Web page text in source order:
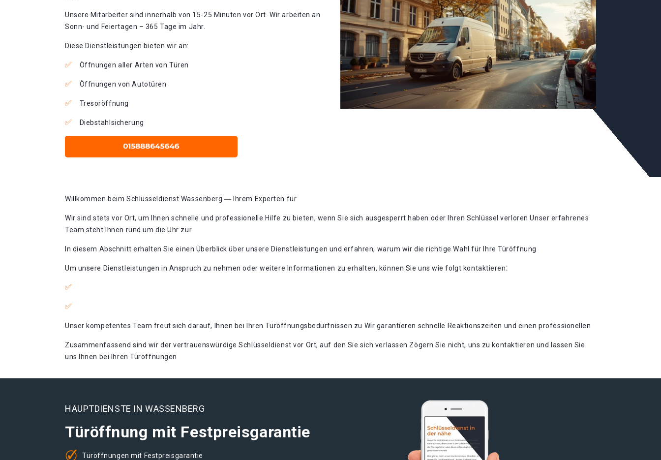
Unsere Mitarbeiter sind innerhalb von 15-25 Minuten vor Ort. Wir arbeiten an
Sonn- und Feiertagen – 365 Tage im Jahr.
Diese Dienstleistungen bieten wir an:
Öffnungen aller Arten von Türen
Öffnungen von Autotüren
Tresoröffnung
Diebstahlsicherung
Willkommen beim Schlüsseldienst Wassenberg ― Ihrem Experten für
Wir sind stets vor Ort, um Ihnen schnelle und professionelle Hilfe zu bieten, wenn Sie sich ausgesperrt haben oder Ihren Schlüssel verloren Unser erfahrenes
Team steht Ihnen rund um die Uhr zur
In diesem Abschnitt erhalten Sie einen Überblick über unsere Dienstleistungen und erfahren, warum wir die richtige Wahl für Ihre Türöffnung
Um unsere Dienstleistungen in Anspruch zu nehmen oder weitere Informationen zu erhalten, können Sie uns wie folgt kontaktieren⁚
Unser kompetentes Team freut sich darauf, Ihnen bei Ihren Türöffnungsbedürfnissen zu Wir garantieren schnelle Reaktionszeiten und einen professionellen
Zusammenfassend sind wir der vertrauenswürdige Schlüsseldienst vor Ort, auf den Sie sich verlassen Zögern Sie nicht, uns zu kontaktieren und lassen Sie
uns Ihnen bei Ihren Türöffnungen
HAUPTDIENSTE IN WASSENBERG
Türöffnung mit Festpreisgarantie
Türöffnungen mit Festpreisgarantie